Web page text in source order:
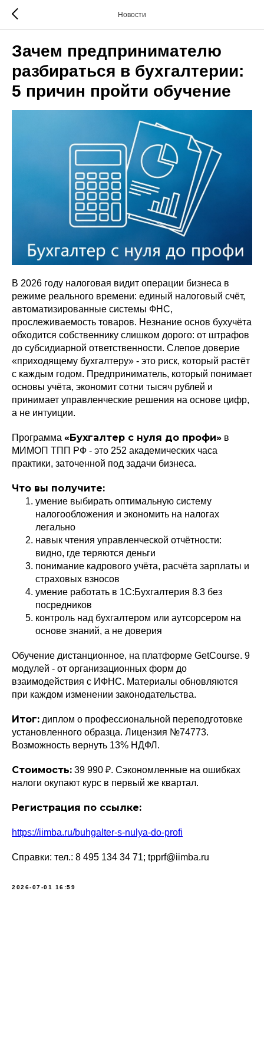
Новости
Зачем предпринимателю
разбираться в бухгалтерии:
5 причин пройти обучение
В 2026 году налоговая видит операции бизнеса в
режиме реального времени: единый налоговый счёт,
автоматизированные системы ФНС,
прослеживаемость товаров. Незнание основ бухучёта
обходится собственнику слишком дорого: от штрафов
до субсидиарной ответственности. Слепое доверие
«приходящему бухгалтеру» - это риск, который растёт
с каждым годом. Предприниматель, который понимает
основы учёта, экономит сотни тысяч рублей и
принимает управленческие решения на основе цифр,
а не интуиции.
Программа «Бухгалтер с нуля до профи» в
МИМОП ТПП РФ - это 252 академических часа
практики, заточенной под задачи бизнеса.
Что вы получите:
умение выбирать оптимальную систему
налогообложения и экономить на налогах
легально
навык чтения управленческой отчётности:
видно, где теряются деньги
понимание кадрового учёта, расчёта зарплаты и
страховых взносов
умение работать в 1С:Бухгалтерия 8.3 без
посредников
контроль над бухгалтером или аутсорсером на
основе знаний, а не доверия
Обучение дистанционное, на платформе GetCourse. 9
модулей - от организационных форм до
взаимодействия с ИФНС. Материалы обновляются
при каждом изменении законодательства.
Итог: диплом о профессиональной переподготовке
установленного образца. Лицензия №74773.
Возможность вернуть 13% НДФЛ.
Стоимость: 39 990 ₽. Сэкономленные на ошибках
налоги окупают курс в первый же квартал.
Регистрация по ссылке:
https://iimba.ru/buhgalter-s-nulya-do-profi
Справки: тел.: 8 495 134 34 71; tpprf@iimba.ru
2026-07-01 16:59